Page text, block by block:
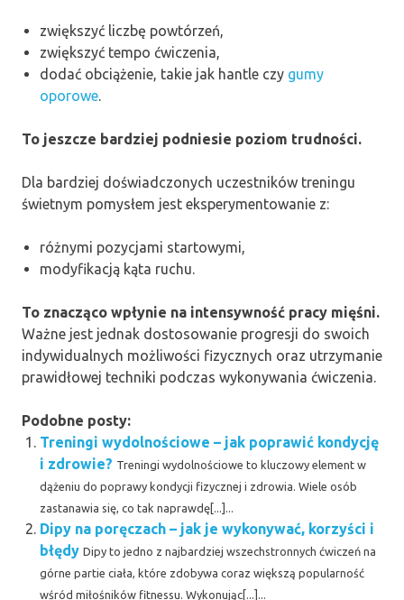
zwiększyć liczbę powtórzeń,
zwiększyć tempo ćwiczenia,
dodać obciążenie, takie jak hantle czy gumy
oporowe.
To jeszcze bardziej podniesie poziom trudności.
Dla bardziej doświadczonych uczestników treningu
świetnym pomysłem jest eksperymentowanie z:
różnymi pozycjami startowymi,
modyfikacją kąta ruchu.
To znacząco wpłynie na intensywność pracy mięśni.
Ważne jest jednak dostosowanie progresji do swoich
indywidualnych możliwości fizycznych oraz utrzymanie
prawidłowej techniki podczas wykonywania ćwiczenia.
Podobne posty:
Treningi wydolnościowe – jak poprawić kondycję
i zdrowie? Treningi wydolnościowe to kluczowy element w
dążeniu do poprawy kondycji fizycznej i zdrowia. Wiele osób
zastanawia się, co tak naprawdę[...]...
Dipy na poręczach – jak je wykonywać, korzyści i
błędy Dipy to jedno z najbardziej wszechstronnych ćwiczeń na
górne partie ciała, które zdobywa coraz większą popularność
wśród miłośników fitnessu. Wykonując[...]...